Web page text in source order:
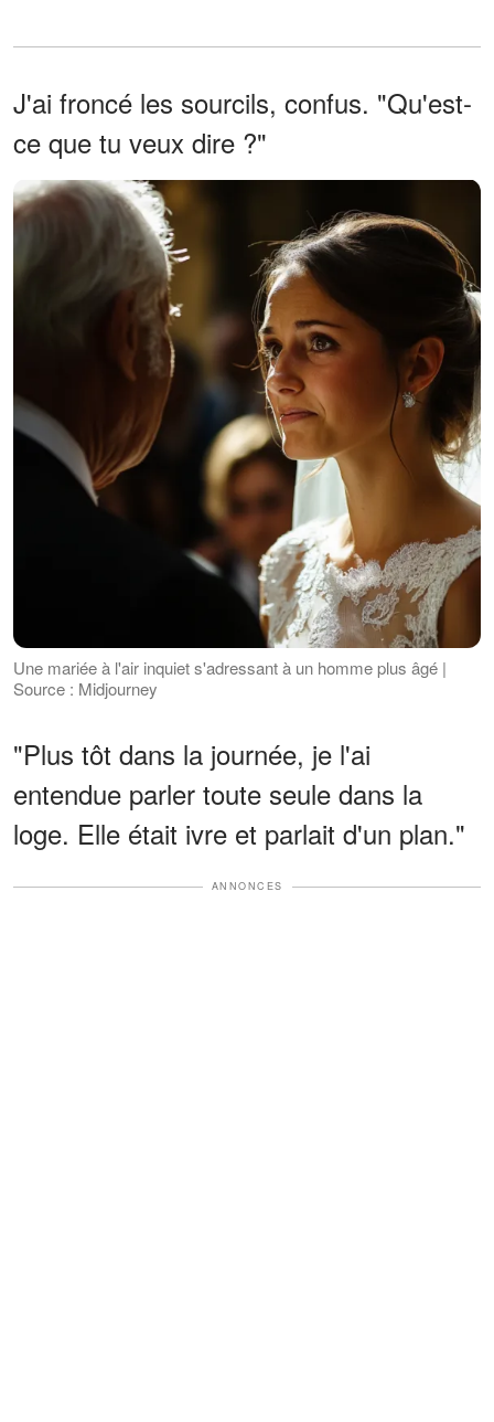
J'ai froncé les sourcils, confus. "Qu'est-
ce que tu veux dire ?"
Une mariée à l'air inquiet s'adressant à un homme plus âgé |
Source : Midjourney
"Plus tôt dans la journée, je l'ai
entendue parler toute seule dans la
loge. Elle était ivre et parlait d'un plan."
ANNONCES